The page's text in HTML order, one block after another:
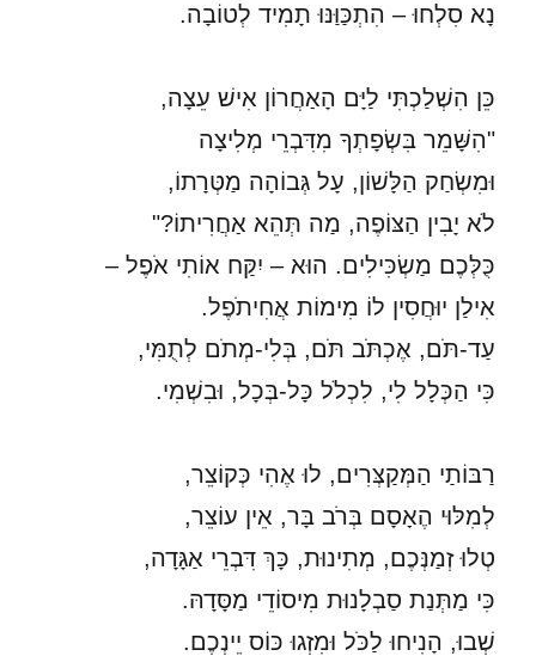
נָא סִלְחוּ – הִתְכַּוַּנּוּ תָמִיד לְטוֹבָה.
כֵּן הִשְׁלַכְתִּי לַיָּם הָאַחֲרוֹן אִישׁ עֵצָה,
"הִשָּׁמֵר בִּשְׂפָתְךָ מִדִּבְרֵי מְלִיצָה
וּמִשְׂחַק הַלָּשׁוֹן, עָל גְּבוֹהָה מַטְּרָתוֹ,
לֹא יָבִין הַצּוֹפֶה, מַה תְּהֵא אַחֲרִיתוֹ?"
כֻּלְּכֶם מַשְׂכִּילִים. הוּא – יִקַּח אוֹתִי אֹפֶל –
אִילַן יוּחֲסִין לוֹ מִימוֹת אֲחִיתֹפֶל.
עַד-תֹּם, אֶכְתֹּב תֹּם, בְּלִי-מְתֹם לְתֻמִּי,
כִּי הַכְּלָל לִי, לִכְלֹל כָּל-בְּכָל, וּבִשְׁמִי.
רַבּוֹתַי הַמְּקַצְּרִים, לוּ אֶהִי כְּקוֹצֵר,
לְמִלּוּי הֶאָסָם בְּרֹב בָּר, אֵין עוֹצֵר,
טְלוּ זְמַנְּכֶם, מְתִינוּת, כָּךְ דִּבְרֵי אַגָּדָה,
כִּי מַתְּנַת סַבְלָנוּת מִיסוֹדֵי מַסָּדָהּ.
שְׁבוּ, הָנִיחוּ לַכֹּל וּמִזְגוּ כּוֹס יֵינְכֶם.